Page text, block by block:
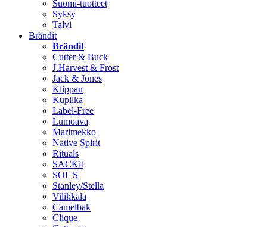
Suomi-tuotteet
Syksy
Talvi
Brändit
Brändit
Cutter & Buck
J.Harvest & Frost
Jack & Jones
Klippan
Kupilka
Label-Free
Lumoava
Marimekko
Native Spirit
Rituals
SACKit
SOL'S
Stanley/Stella
Vilikkala
Camelbak
Clique